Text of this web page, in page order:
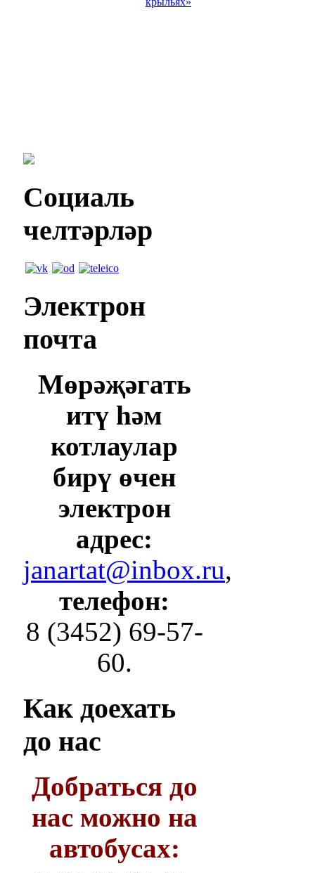
Социаль
челтәрләр
Электрон
почта
Мөрәҗәгать
итү һәм
котлаулар
бирү өчен
электрон
адрес:
janartat@inbox.ru,
телефон:
8 (3452) 69-57-
60.
Как доехать
до нас
Добраться до
нас можно на
автобусах: